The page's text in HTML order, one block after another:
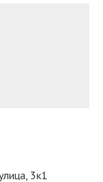
3к1